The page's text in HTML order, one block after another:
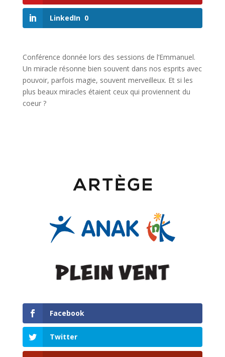
LinkedIn 0
Conférence donnée lors des sessions de l’Emmanuel.
Un miracle résonne bien souvent dans nos esprits avec
pouvoir, parfois magie, souvent merveilleux. Et si les
plus beaux miracles étaient ceux qui proviennent du
coeur ?
Facebook
Twitter